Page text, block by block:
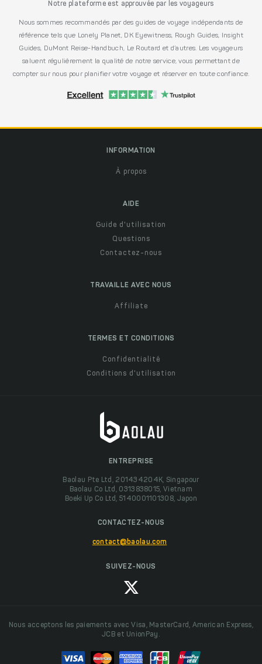
Notre plateforme est approuvée par les voyageurs
Nous sommes recommandés par des guides de voyage indépendants de
référence tels que Lonely Planet, DK Eyewitness, Rough Guides, Insight
Guides, DuMont Reise-Handbuch, Le Routard et d’autres. Les voyageurs
saluent régulièrement la qualité de notre service, vous permettant de
compter sur nous pour planifier votre voyage et réserver en toute confiance.
INFORMATION
À propos
AIDE
Guide d'utilisation
Questions
Contactez-nous
TRAVAILLE AVEC NOUS
Affiliate
TERMES ET CONDITIONS
Confidentialité
Conditions d'utilisation
ENTREPRISE
Baolau Pte Ltd, 201434204K, Singapour
Baolau Co Ltd, 0313838015, Vietnam
Boeki Up Co Ltd, 5140001101308, Japon
CONTACTEZ-NOUS
contact@baolau.com
SUIVEZ-NOUS
Nous acceptons les paiements avec Visa, MasterCard, American Express,
JCB et UnionPay.